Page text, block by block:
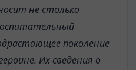
не столько
поколение
Их сведения о